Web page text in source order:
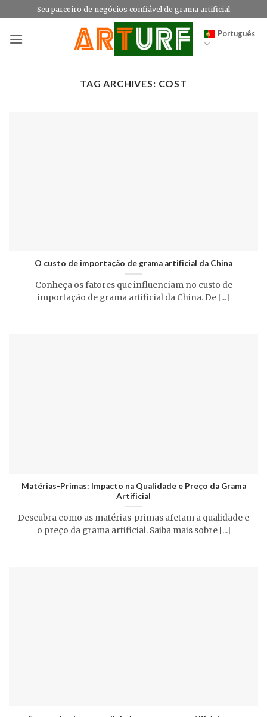
to
content
Seu parceiro de negócios confiável de grama artificial
Português
TAG ARCHIVES: COST
O custo de importação de grama artificial da China
Conheça os fatores que influenciam no custo de
importação de grama artificial da China. De [...]
Matérias-Primas: Impacto na Qualidade e Preço da Grama
Artificial
Descubra como as matérias-primas afetam a qualidade e
o preço da grama artificial. Saiba mais sobre [...]